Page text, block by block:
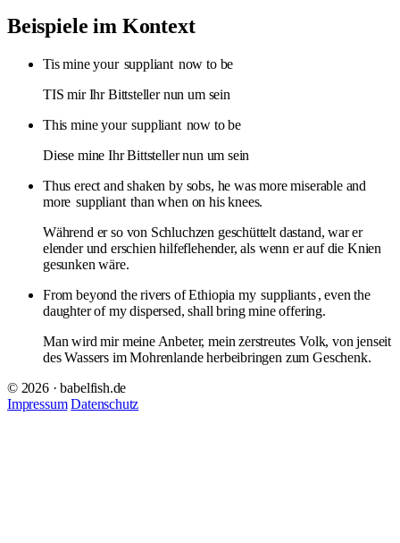
Beispiele im Kontext
Tis mine your suppliant now to be
TIS mir Ihr Bittsteller nun um sein
This mine your suppliant now to be
Diese mine Ihr Bittsteller nun um sein
Thus erect and shaken by sobs, he was more miserable and
more suppliant than when on his knees.
Während er so von Schluchzen geschüttelt dastand, war er
elender und erschien hilfeflehender, als wenn er auf die Knien
gesunken wäre.
From beyond the rivers of Ethiopia my suppliants , even the
daughter of my dispersed, shall bring mine offering.
Man wird mir meine Anbeter, mein zerstreutes Volk, von jenseit
des Wassers im Mohrenlande herbeibringen zum Geschenk.
© 2026 · babelfish.de
Impressum Datenschutz